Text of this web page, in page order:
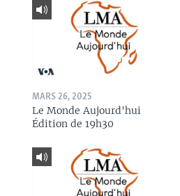
MARS 26, 2025
Le Monde Aujourd'hui
Édition de 19h30